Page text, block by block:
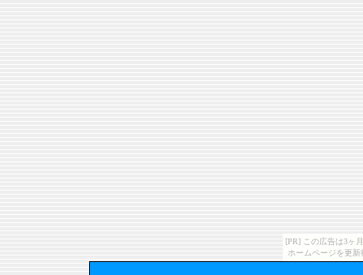
[PR] この広告は3ヶ
ホームページを更